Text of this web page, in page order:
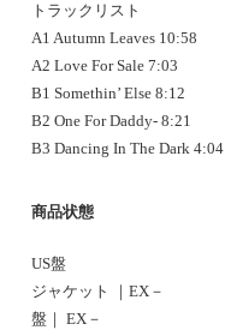
トラックリスト
A1 Autumn Leaves 10:58
A2 Love For Sale 7:03
B1 Somethin’ Else 8:12
B2 One For Daddy- 8:21
B3 Dancing In The Dark 4:04
商品状態
US盤
ジャケット ｜EX－
盤｜ EX－